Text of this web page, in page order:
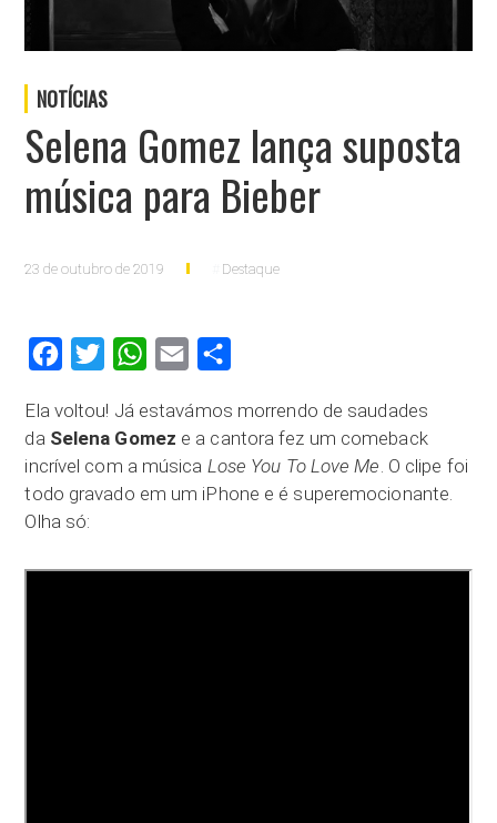
NOTÍCIAS
Selena Gomez lança suposta
música para Bieber
23 de outubro de 2019 Destaque
FacebookTwitter WhatsApp
Email
Ela voltou! Já estavámos morrendo de saudades
da Selena Gomez e a cantora fez um comeback
incrível com a música Lose You To Love Me . O clipe foi
todo gravado em um iPhone e é superemocionante.
Olha só: